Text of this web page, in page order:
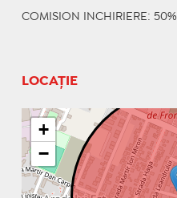
COMISION INCHIRIERE: 50%
LOCAȚIE
+
−